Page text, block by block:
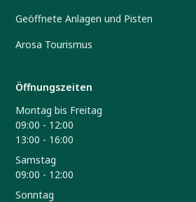
Geöffnete Anlagen und Pisten
Arosa Tourismus
Öffnungszeiten
Montag bis Freitag
09:00 - 12:00
13:00 - 16:00
Samstag
09:00 - 12:00
Sonntag